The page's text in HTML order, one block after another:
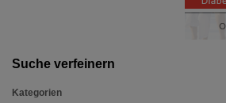
Suche verfeinern
Kategorien